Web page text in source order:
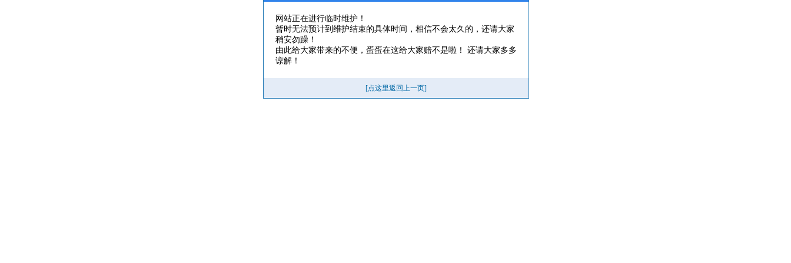
网站正在进行临时维护！
暂时无法预计到维护结束的具体时间，相信不会太久的，还请大家
稍安勿躁！
由此给大家带来的不便，蛋蛋在这给大家赔不是啦！ 还请大家多多
谅解！
[点这里返回上一页]